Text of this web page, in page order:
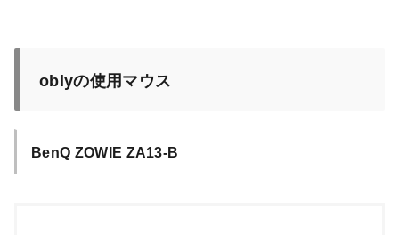
oblyの使用マウス
BenQ ZOWIE ZA13-B